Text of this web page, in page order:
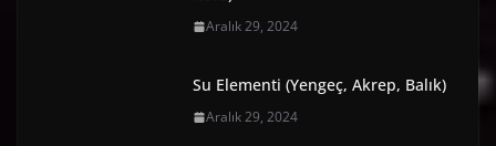
Aralık 29, 2024
Su Elementi (Yengeç, Akrep, Balık)
Aralık 29, 2024